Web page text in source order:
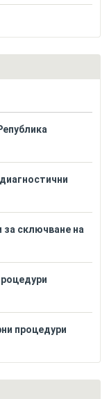
сключване на
процедури